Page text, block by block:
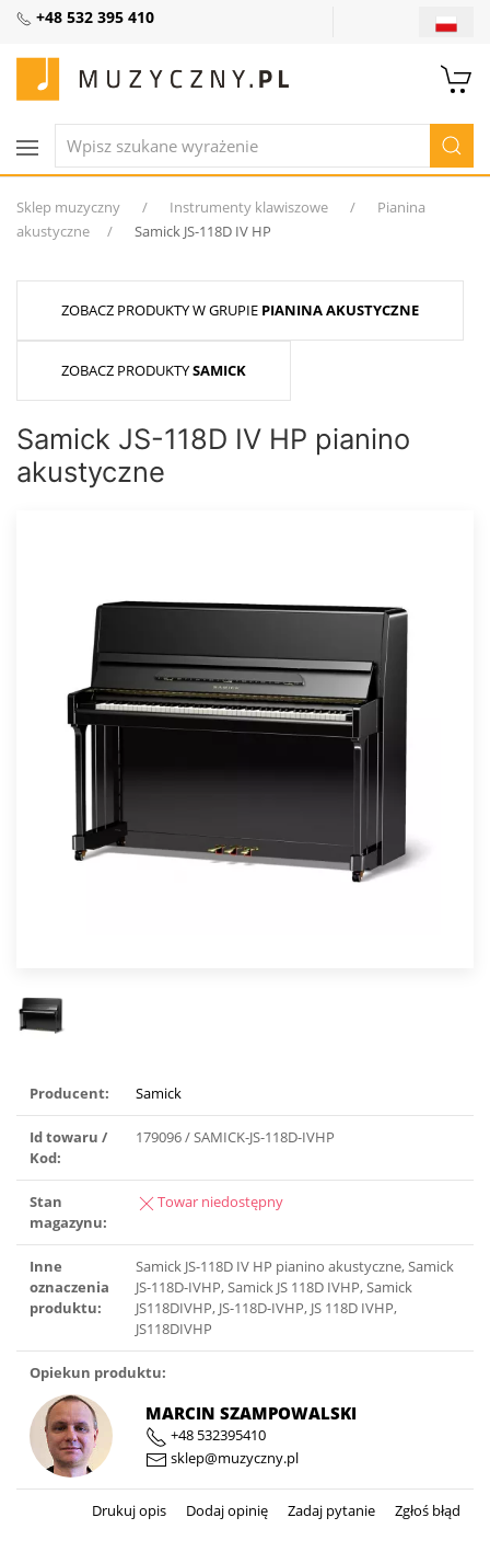
+48 532 395 410
Sklep muzyczny Instrumenty klawiszowe
Pianina
akustyczne
Samick JS-118D IV HP
ZOBACZ PRODUKTY W GRUPIE PIANINA AKUSTYCZNE
ZOBACZ PRODUKTYSAMICK
Samick JS-118D IV HP pianino
akustyczne
Producent: Samick
Id towaru /
Kod:
179096 / SAMICK-JS-118D-IVHP
Stan
magazynu:
Towar niedostępny
Inne
oznaczenia
produktu:
Samick JS-118D IV HP pianino akustyczne, Samick
JS-118D-IVHP, Samick JS 118D IVHP, Samick
JS118DIVHP, JS-118D-IVHP, JS 118D IVHP,
JS118DIVHP
Opiekun produktu:
MARCIN SZAMPOWALSKI
+48 532395410
sklep@muzyczny.pl
Drukuj opis Dodaj opinię Zadaj pytanie Zgłoś błąd